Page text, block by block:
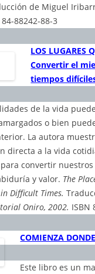
de Miguel
84-88242-88-3
LOS LUGARES
Convertir el
tiempos
de la vida
o bien
La autora
directa a la vida
convertir nuestros
y valor. The
Difficult Times.
Oniro, 2002. ISBN
COMIENZA
Este libro es un